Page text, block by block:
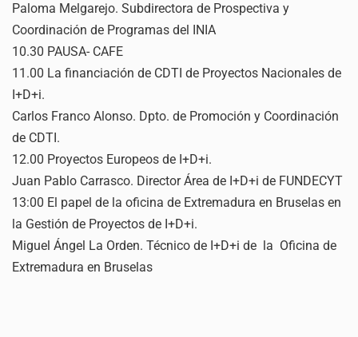
Paloma Melgarejo. Subdirectora de Prospectiva y
Coordinación de Programas del INIA
10.30 PAUSA- CAFE
11.00 La financiación de CDTI de Proyectos Nacionales de
I+D+i.
Carlos Franco Alonso. Dpto. de Promoción y Coordinación
de CDTI.
12.00 Proyectos Europeos de I+D+i.
Juan Pablo Carrasco. Director Área de I+D+i de FUNDECYT
13:00 El papel de la oficina de Extremadura en Bruselas en
la Gestión de Proyectos de I+D+i.
Miguel Ángel La Orden. Técnico de I+D+i de la Oficina de
Extremadura en Bruselas